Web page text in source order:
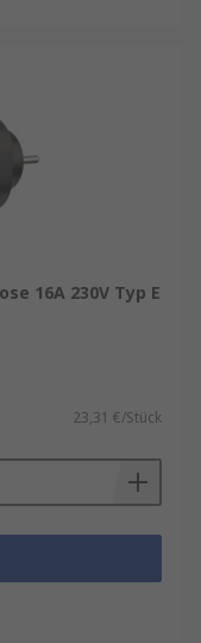
16A 230V Typ E
23,31 €/Stück